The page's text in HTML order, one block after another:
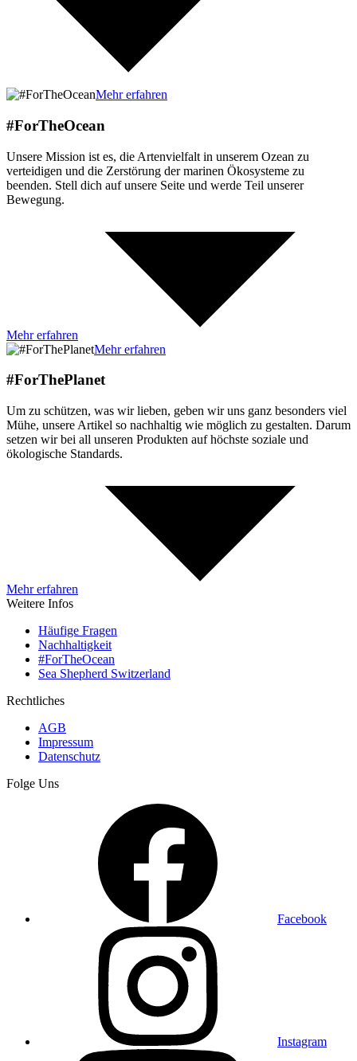
Mehr erfahren
#ForTheOcean
Unsere Mission ist es, die Artenvielfalt in unserem Ozean zu
verteidigen und die Zerstörung der marinen Ökosysteme zu
beenden. Stell dich auf unsere Seite und werde Teil unserer
Bewegung.
Mehr erfahren
Mehr erfahren
#ForThePlanet
Um zu schützen, was wir lieben, geben wir uns ganz besonders viel
Mühe, unsere Artikel so nachhaltig wie möglich zu gestalten. Darum
setzen wir bei all unseren Produkten auf höchste soziale und
ökologische Standards.
Mehr erfahren
Weitere Infos
Häufige Fragen
Nachhaltigkeit
#ForTheOcean
Sea Shepherd Switzerland
Rechtliches
AGB
Impressum
Datenschutz
Folge Uns
Facebook
Instagram